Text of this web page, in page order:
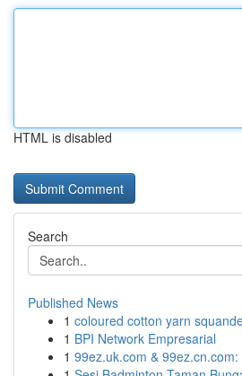
HTML is disabled
Search
Published News
1 coloured cotton yarn
1 BPI Network Empresarial
1 99ez.uk.com &